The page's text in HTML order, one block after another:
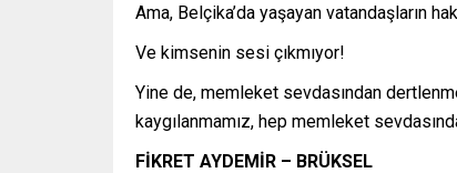
Ama, Belçika’da yaşayan vatandaşların
Ve kimsenin sesi çıkmıyor!
Yine de, memleket sevdasından
kaygılanmamız, hep memleket
FİKRET AYDEMİR – BRÜKSEL